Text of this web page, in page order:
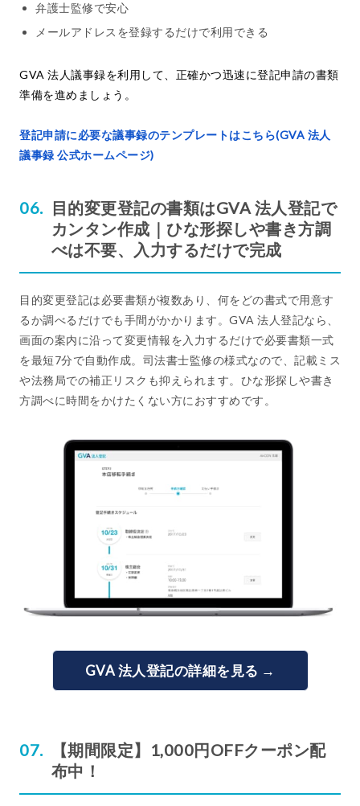
弁護士監修で安心
メールアドレスを登録するだけで利用できる
GVA 法人議事録を利用して、正確かつ迅速に登記申請の書類
準備を進めましょう。
登記申請に必要な議事録のテンプレートはこちら(GVA 法人
議事録 公式ホームページ)
目的変更登記の書類はGVA 法人登記で
カンタン作成｜ひな形探しや書き方調
べは不要、入力するだけで完成
目的変更登記は必要書類が複数あり、何をどの書式で用意す
るか調べるだけでも手間がかかります。GVA 法人登記なら、
画面の案内に沿って変更情報を入力するだけで必要書類一式
を最短7分で自動作成。司法書士監修の様式なので、記載ミス
や法務局での補正リスクも抑えられます。ひな形探しや書き
方調べに時間をかけたくない方におすすめです。
GVA 法人登記の詳細を見る →
【期間限定】1,000円OFFクーポン配
布中！